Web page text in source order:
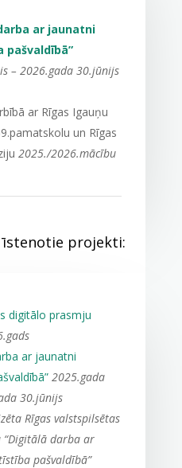
ar jaunatni
– 2026.gada 30.jūnijs
ar Rīgas Igauņu
un Rīgas
2025./2026.mācību
īstenotie projekti:
digitālo prasmju
ar jaunatni
2025.gada
30.jūnijs
Rīgas valstspilsētas
darba ar
pašvaldībā”